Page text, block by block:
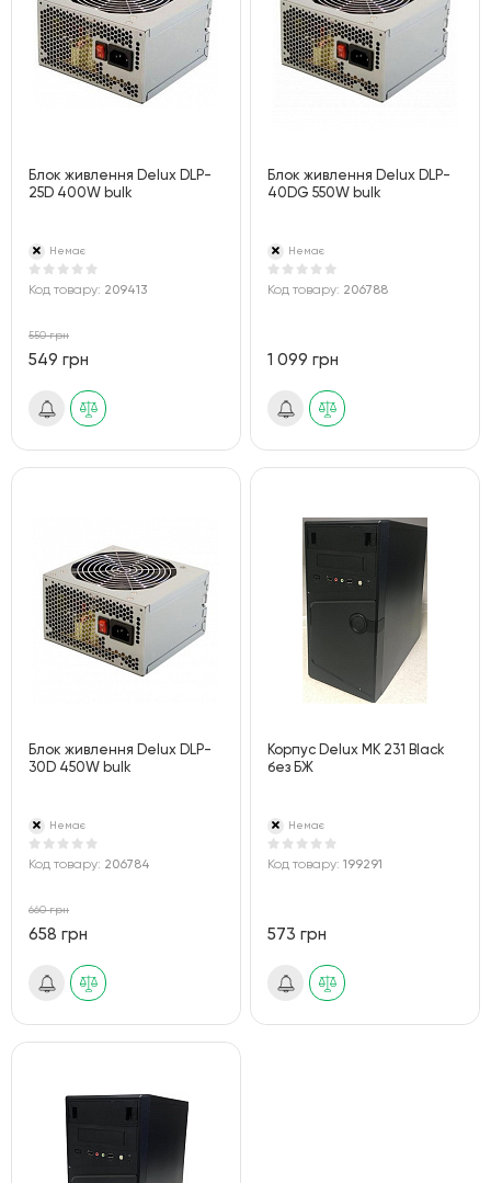
Блок живлення Delux DLP-
25D 400W bulk
Немає
Код товару: 209413
550 грн
549 грн
Блок живлення Delux DLP-
40DG 550W bulk
Немає
Код товару: 206788
1 099 грн
Блок живлення Delux DLP-
30D 450W bulk
Немає
Код товару: 206784
660 грн
658 грн
Корпус Delux MK 231 Black
без БЖ
Немає
Код товару:199291
573 грн